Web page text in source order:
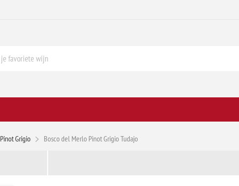
Pinot Grigio Bosco del Merlo Pinot Grigio Tudajo